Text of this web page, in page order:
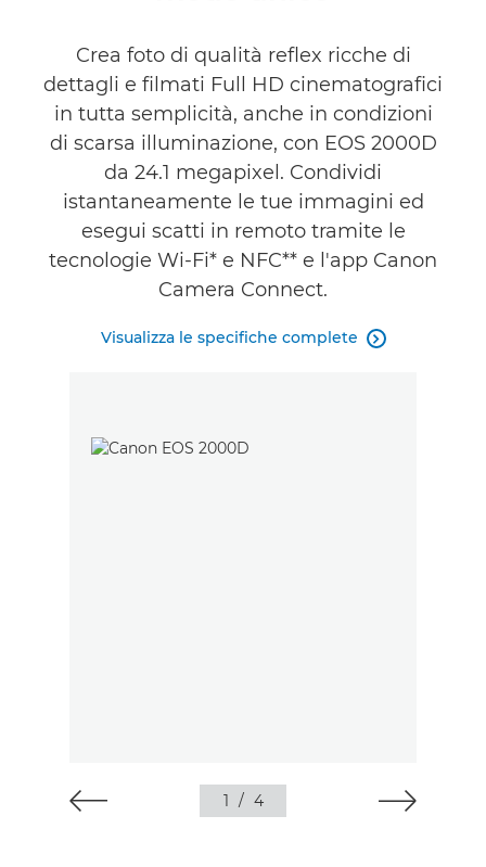
Crea foto di qualità reflex ricche di
dettagli e filmati Full HD cinematografici
in tutta semplicità, anche in condizioni
di scarsa illuminazione, con EOS 2000D
da 24.1 megapixel. Condividi
istantaneamente le tue immagini ed
esegui scatti in remoto tramite le
tecnologie Wi-Fi* e NFC** e l'app Canon
Camera Connect.
Visualizza le specifiche complete 
1 / 4